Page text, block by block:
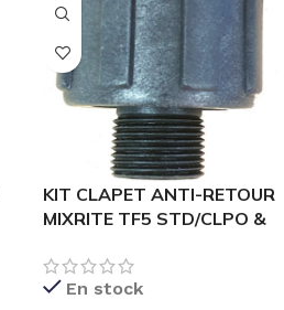
KIT CLAPET ANTI-RETOUR
MIXRITE TF5 STD/CLPO &
En stock